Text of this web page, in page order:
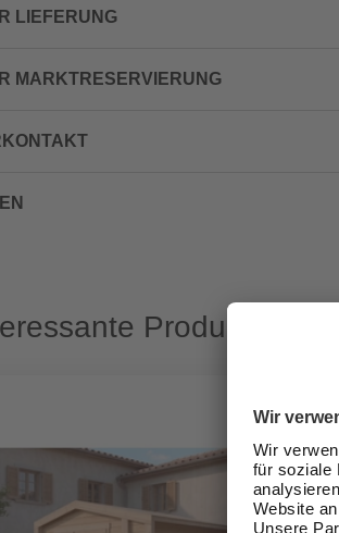
LIEFERUNG
MARKTRESERVIERUNG
Produkte